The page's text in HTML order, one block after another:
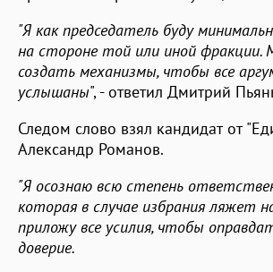
"Я как председатель буду
на стороне той или иной фракции.
создать механизмы, чтобы все
услышаны", - ответил Дмитрий
Следом слово взял кандидат от
Александр Романов.
"Я осознаю всю степень
которая в случае избрания ляжет
приложу все усилия, чтобы
доверие.